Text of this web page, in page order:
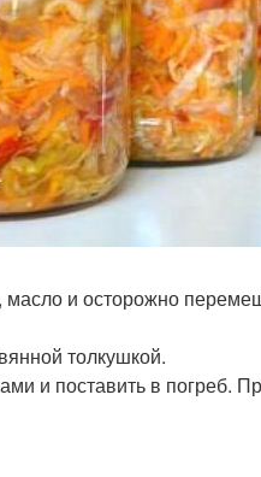
и осторожно
толкушкой.
и поставить в погреб.